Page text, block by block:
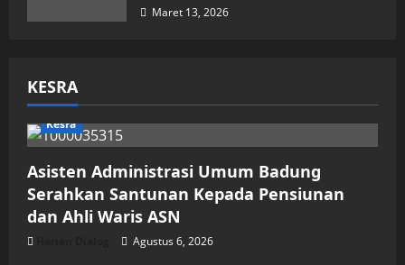
Maret 13, 2026
KESRA
Kesra
Asisten Administrasi Umum Badung
Serahkan Santunan Kepada Pensiunan
dan Ahli Waris ASN
Agustus 6, 2026